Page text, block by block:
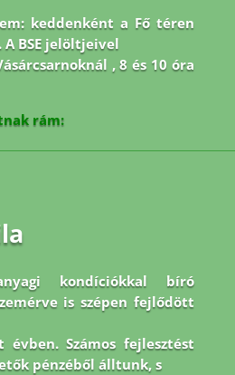
keddenként a Fő téren
A BSE jelöltjeivel
, 8 és 10 óra
rám:
kondíciókkal bíró
is szépen fejlődött
Számos fejlesztést
pénzéből álltunk, s